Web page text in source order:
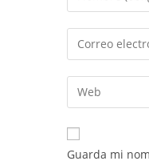
tu
nombre
de
usuario
para
comentar
Introduce
tu
dirección
de
electrónico
para
Introduce
la
URL
de
Guarda mi